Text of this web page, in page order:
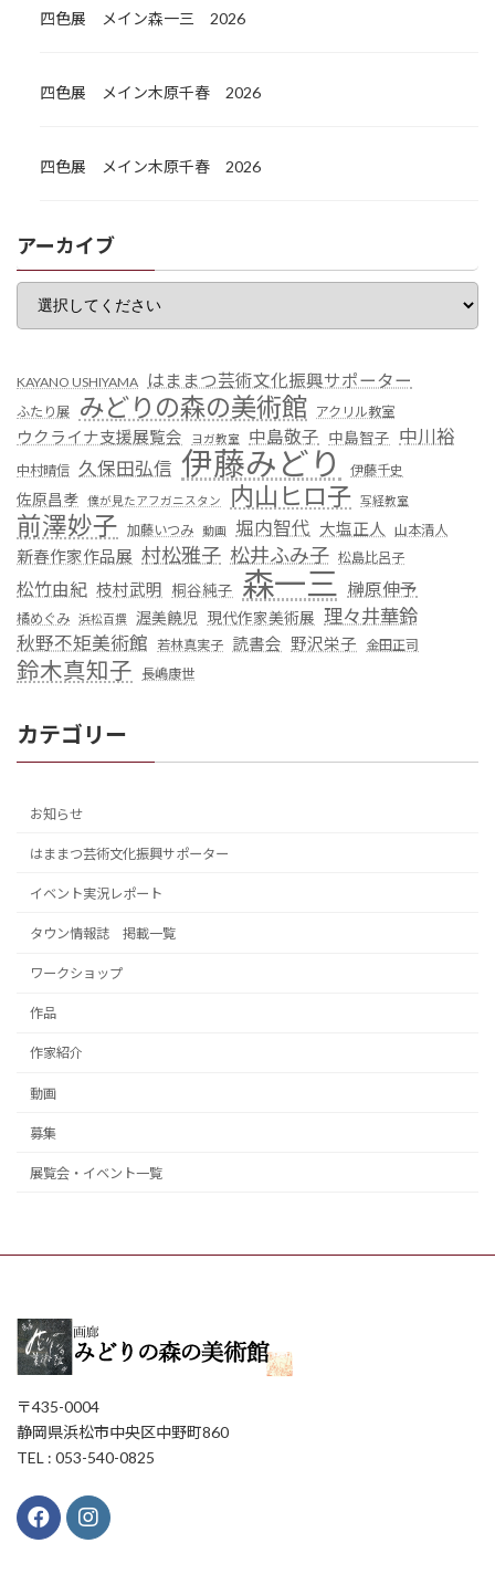
四色展 メイン森一三 2026
四色展 メイン木原千春 2026
四色展 メイン木原千春 2026
アーカイブ
KAYANO USHIYAMA はままつ芸術文化振興サポーター
ふたり展 みどりの森の美術館 アクリル教室
ウクライナ支援展覧会 ヨガ教室 中島敬子 中島智子 中川裕
中村晴信 久保田弘信 伊藤みどり 伊藤千史
佐原昌孝 僕が見たアフガニスタン 内山ヒロ子 写経教室
前澤妙子 加藤いつみ 動画 堀内智代 大塩正人 山本清人
新春作家作品展 村松雅子 松井ふみ子 松島比呂子
松竹由紀 枝村武明 桐谷純子 森一三 榊原伸予
橘めぐみ 浜松百撰 渥美饒児 現代作家美術展 理々井華鈴
秋野不矩美術館 若林真実子 読書会 野沢栄子 金田正司
鈴木真知子 長嶋康世
カテゴリー
お知らせ
はままつ芸術文化振興サポーター
イベント実況レポート
タウン情報誌 掲載一覧
ワークショップ
作品
作家紹介
動画
募集
展覧会・イベント一覧
〒435-0004
静岡県浜松市中央区中野町860
TEL : 053-540-0825